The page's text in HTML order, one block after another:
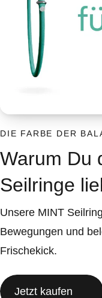
DIE FARBE DER
Warum Du
Seilringe
Unsere MINT
Bewegungen und
Frischekick.
Jetzt kaufen